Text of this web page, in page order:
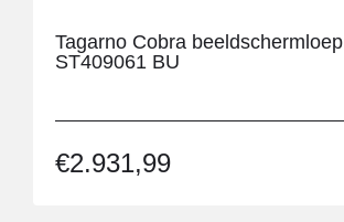
Tagarno Cobra beeldschermloep
ST409061 BU
€2.931,99